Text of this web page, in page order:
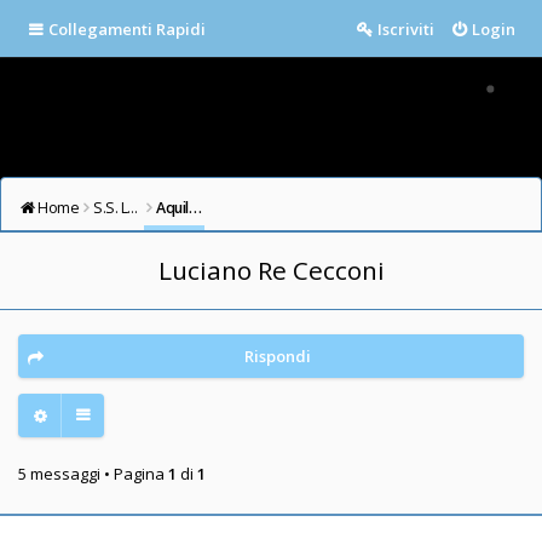
Collegamenti Rapidi Login
Iscriviti
Home S.S. LAZIO FORUM Aquile in cielo
Luciano Re Cecconi
Rispondi
5 messaggi • Pagina 1 di 1